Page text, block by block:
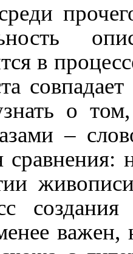
в
о
–
сравнения:
важен,